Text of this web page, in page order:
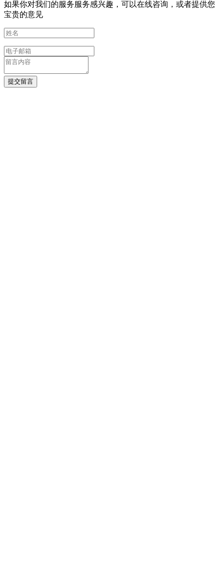
如果你对我们的服务服务感兴趣，可以在线咨询，或者提供您
宝贵的意见
提交留言